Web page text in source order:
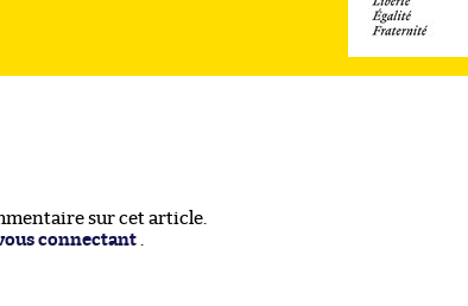
sur cet article.
connectant